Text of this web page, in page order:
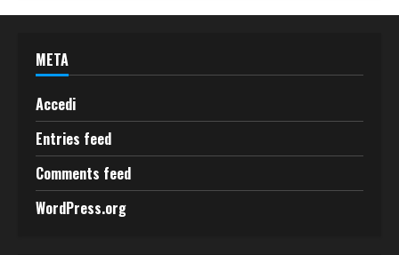
META
Accedi
Entries feed
Comments feed
WordPress.org